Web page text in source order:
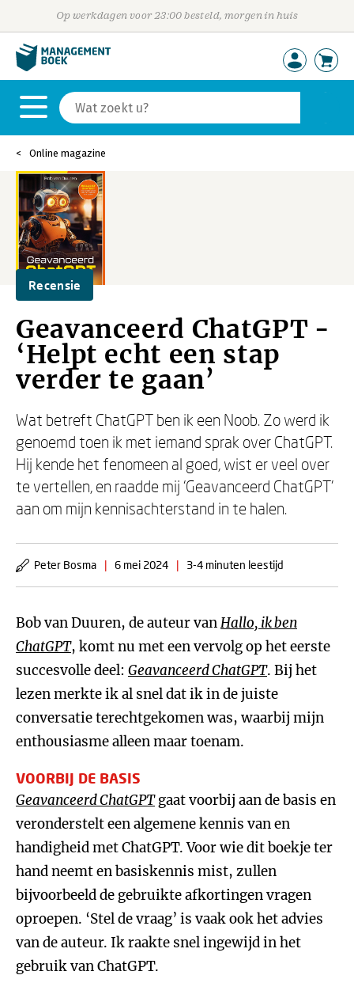
Op werkdagen voor 23:00 besteld, morgen in huis
Online magazine
Recensie
Geavanceerd ChatGPT -
‘Helpt echt een stap
verder te gaan’
Wat betreft ChatGPT ben ik een Noob. Zo werd ik
genoemd toen ik met iemand sprak over ChatGPT.
Hij kende het fenomeen al goed, wist er veel over
te vertellen, en raadde mij ‘Geavanceerd ChatGPT’
aan om mijn kennisachterstand in te halen.
Peter Bosma | 6 mei 2024 | 3-4 minuten leestijd
Bob van Duuren, de auteur vanHallo, ik ben
ChatGPT, komt nu met een vervolg op het eerste
succesvolle deel: Geavanceerd ChatGPT. Bij het
lezen merkte ik al snel dat ik in de juiste
conversatie terechtgekomen was, waarbij mijn
enthousiasme alleen maar toenam.
VOORBIJ DE BASIS
Geavanceerd ChatGPTgaat voorbij aan de basis en
veronderstelt een algemene kennis van en
handigheid met ChatGPT. Voor wie dit boekje ter
hand neemt en basiskennis mist, zullen
bijvoorbeeld de gebruikte afkortingen vragen
oproepen. ‘Stel de vraag’ is vaak ook het advies
van de auteur. Ik raakte snel ingewijd in het
gebruik van ChatGPT.